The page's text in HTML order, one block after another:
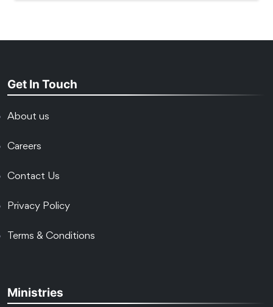
Get In Touch
About us
Careers
Contact Us
Privacy Policy
Terms & Conditions
Ministries